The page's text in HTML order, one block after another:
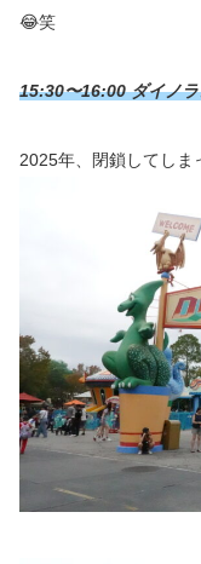
😂笑
15:30〜16:00 ダイノ
2025年、閉鎖してしま